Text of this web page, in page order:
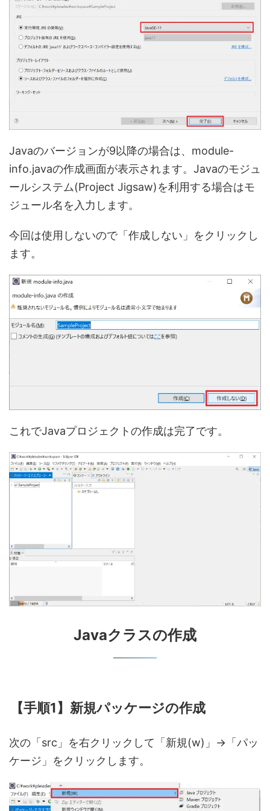
Javaのバージョンが9以降の場合は、module-
info.javaの作成画面が表示されます。Javaのモジュ
ールシステム(Project Jigsaw)を利用する場合はモ
ジュール名を入力します。
今回は使用しないので「作成しない」をクリックし
ます。
これでJavaプロジェクトの作成は完了です。
Javaクラスの作成
【手順1】新規パッケージの作成
次の「src」を右クリックして「新規(w)」→「パッ
ケージ」をクリックします。